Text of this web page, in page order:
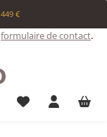
€
formulaire de contact.
Vous avez 0